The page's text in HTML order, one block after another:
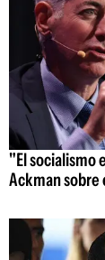
"El socialismo
Ackman sobre